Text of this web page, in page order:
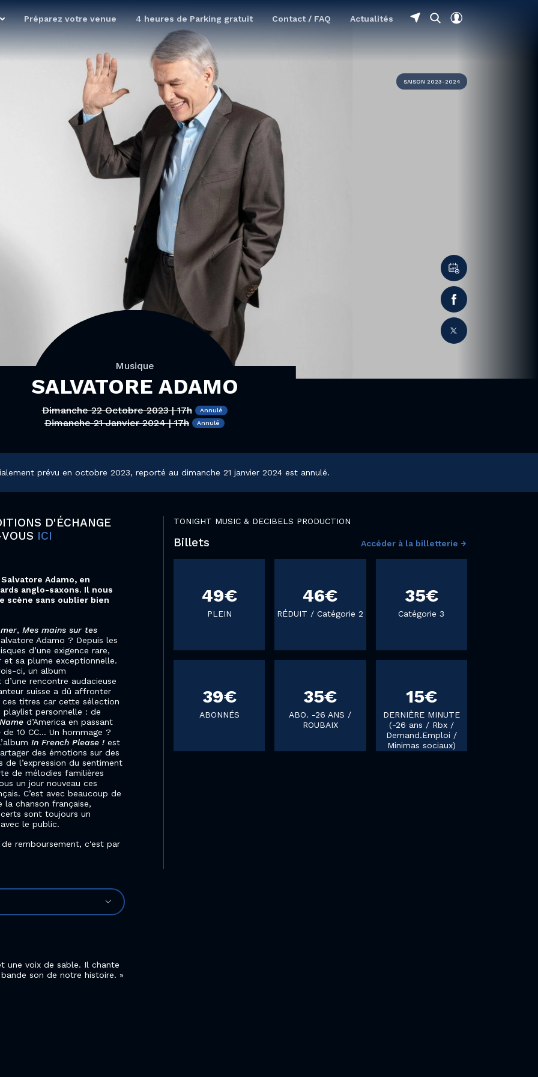
Préparez votre venue 4 heures de Parking gratuit Contact / FAQ Actualités
SAISON 2023-2024
Musique
SALVATORE ADAMO
Dimanche 22 Octobre 2023 | 17h
Dimanche 21 Janvier 2024 | 17h
prévu en octobre 2023, reporté au dimanche 21 janvier 2024 est annulé.
D'ÉCHANGE
ICI
Adamo, en
anglo-saxons. Il nous
scène sans oublier bien
, Mes mains sur tes
Adamo ? Depuis les
d’une exigence rare,
et sa plume exceptionnelle.
ci, un album
rencontre audacieuse
suisse a dû affronter
ces titres car cette sélection
personnelle : de
d’America en passant
de 10 CC… Un hommage ?
In French Please ! est
des émotions sur des
l’expression du sentiment
de mélodies familières
un jour nouveau ces
C’est avec beaucoup de
la chanson française,
sont toujours un
le public.
remboursement, c'est par
TONIGHT MUSIC & DECIBELS PRODUCTION
Billets Accéder à la billetterie
49€
PLEIN
46€
RÉDUIT / Catégorie 2
35€
Catégorie 3
39€
ABONNÉS
35€
ABO. -26 ANS /
ROUBAIX
15€
DERNIÈRE MINUTE
(-26 ans / Rbx /
Demand.Emploi /
Minimas sociaux)
une voix de sable. Il chante
son de notre histoire.